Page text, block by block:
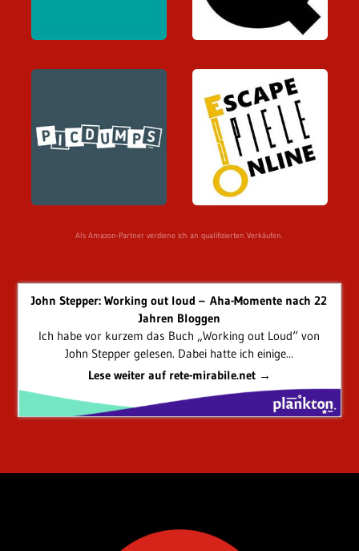
Als Amazon-Partner verdiene ich an qualifizierten Verkäufen.
John Stepper: Working out loud – Aha-Momente nach 22
Jahren Bloggen
Ich habe vor kurzem das Buch „Working out Loud“ von
John Stepper gelesen. Dabei hatte ich einige...
Lese weiter auf rete-mirabile.net →